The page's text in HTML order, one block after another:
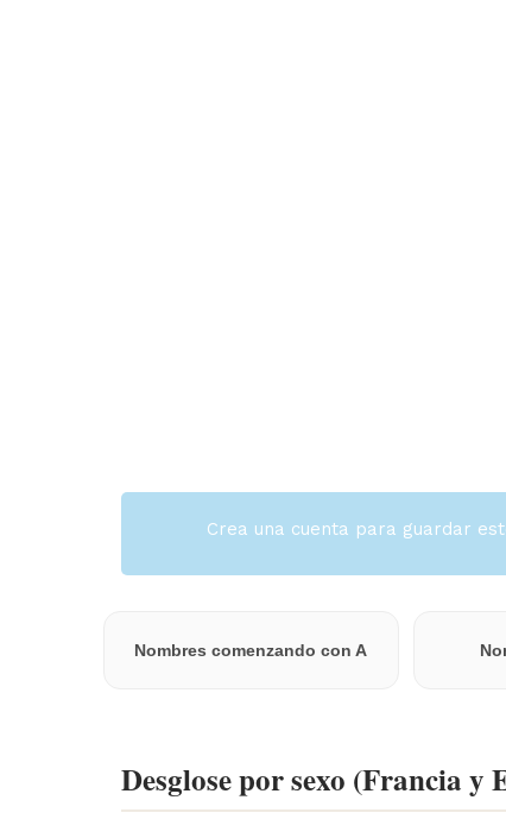
Crea una cuenta para guardar
Nombres comenzando con A
Desglose por sexo (Francia y